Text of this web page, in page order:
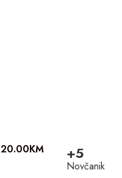
20.00KM +5
Novčanik